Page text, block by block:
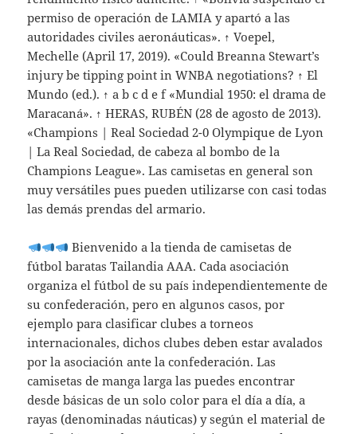
permiso de operación de LAMIA y apartó a las
autoridades civiles aeronáuticas». ↑ Voepel,
Mechelle (April 17, 2019). «Could Breanna Stewart’s
injury be tipping point in WNBA negotiations? ↑ El
Mundo (ed.). ↑ a b c d e f «Mundial 1950: el drama de
Maracaná». ↑ HERAS, RUBÉN (28 de agosto de 2013).
«Champions | Real Sociedad 2-0 Olympique de Lyon
| La Real Sociedad, de cabeza al bombo de la
Champions League». Las camisetas en general son
muy versátiles pues pueden utilizarse con casi todas
las demás prendas del armario.
Bienvenido a la tienda de camisetas de
fútbol baratas Tailandia AAA. Cada asociación
organiza el fútbol de su país independientemente de
su confederación, pero en algunos casos, por
ejemplo para clasificar clubes a torneos
internacionales, dichos clubes deben estar avalados
por la asociación ante la confederación. Las
camisetas de manga larga las puedes encontrar
desde básicas de un solo color para el día a día, a
rayas (denominadas náuticas) y según el material de